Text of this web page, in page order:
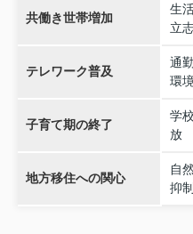
共働き世帯増加
生
立
テレワーク普及
通
環
子育て期の終了
学
放
地方移住への関心
自
抑制